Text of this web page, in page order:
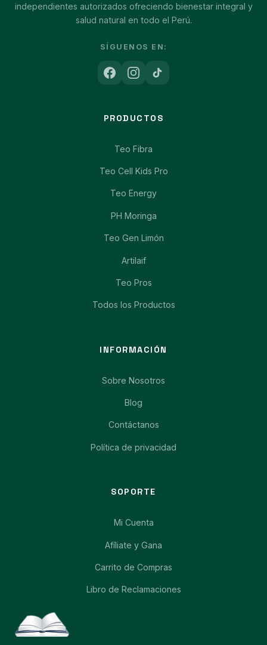
independientes autorizados ofreciendo bienestar integral y
salud natural en todo el Perú.
SÍGUENOS EN:
PRODUCTOS
Teo Fibra
Teo Cell Kids Pro
Teo Energy
PH Moringa
Teo Gen Limón
Artilaif
Teo Pros
Todos los Productos
INFORMACIÓN
Sobre Nosotros
Blog
Contáctanos
Política de privacidad
SOPORTE
Mi Cuenta
Afíliate y Gana
Carrito de Compras
Libro de Reclamaciones